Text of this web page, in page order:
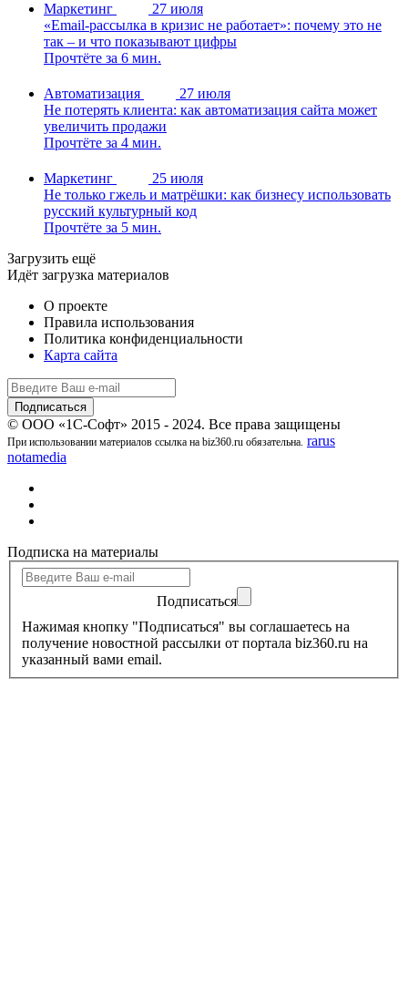
Маркетинг
27 июля
«Email-рассылка в кризис не работает»: почему это не
так – и что показывают цифры
Прочтёте за 6 мин.
Автоматизация
27 июля
Не потерять клиента: как автоматизация сайта может
увеличить продажи
Прочтёте за 4 мин.
Маркетинг
25 июля
Не только гжель и матрёшки: как бизнесу использовать
русский культурный код
Прочтёте за 5 мин.
Загрузить ещё
Идёт загрузка материалов
О проекте
Правила использования
Политика конфиденциальности
Карта сайта
© ООО «1С-Софт» 2015 - 2024. Все права защищены
При использовании материалов ссылка на biz360.ru обязательна. rarus
notamedia
Подписка на материалы
Подписаться
Нажимая кнопку "Подписаться" вы соглашаетесь на
получение новостной рассылки от портала biz360.ru на
указанный вами email.